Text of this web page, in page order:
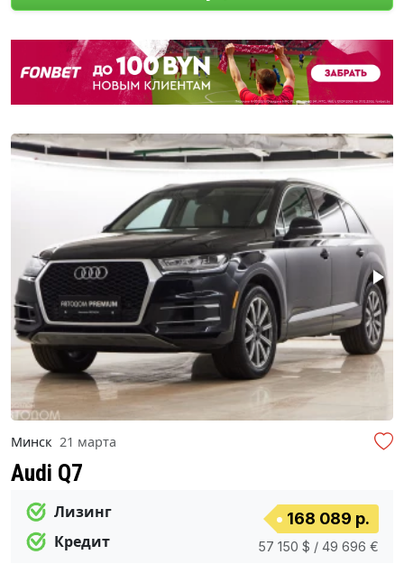
Минск 21 марта
Audi Q7
Лизинг
Кредит
168 089 р.
57 150 $ / 49 696 €